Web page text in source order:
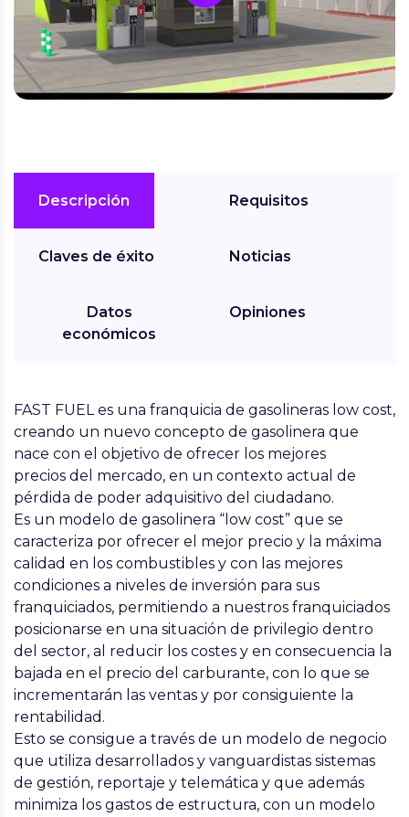
Descripción
Claves de éxito
Datos
económicos
Requisitos
Noticias
Opiniones
FAST FUELes una franquicia de gasolineras low cost,
creando un nuevo concepto de gasolinera que
nace con el objetivo de ofrecer los mejores
precios del mercado, en un contexto actual de
pérdida de poder adquisitivo del ciudadano.
Es un modelo de gasolinera “low cost” que se
caracteriza por ofrecer el mejor precio y la máxima
calidad en los combustibles y con las mejores
condiciones a niveles de inversión para sus
franquiciados, permitiendo a nuestros franquiciados
posicionarse en una situación de privilegio dentro
del sector, al reducir los costes y en consecuencia la
bajada en el precio del carburante, con lo que se
incrementarán las ventas y por consiguiente la
rentabilidad.
Esto se consigue a través de un modelo de negocio
que utiliza desarrollados y vanguardistas sistemas
de gestión, reportaje y telemática y que además
minimiza los gastos de estructura, con un modelo